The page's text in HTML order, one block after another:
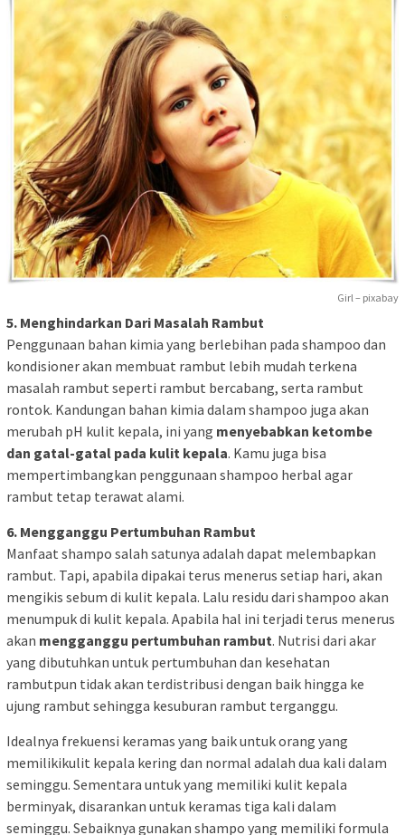
Girl – pixabay
5. Menghindarkan Dari Masalah Rambut
Penggunaan bahan kimia yang berlebihan pada shampoo dan
kondisioner akan membuat rambut lebih mudah terkena
masalah rambut seperti rambut bercabang, serta rambut
rontok. Kandungan bahan kimia dalam shampoo juga akan
merubah pH kulit kepala, ini yang menyebabkan ketombe
dan gatal-gatal pada kulit kepala. Kamu juga bisa
mempertimbangkan penggunaan shampoo herbal agar
rambut tetap terawat alami.
6. Mengganggu Pertumbuhan Rambut
Manfaat shampo salah satunya adalah dapat melembapkan
rambut. Tapi, apabila dipakai terus menerus setiap hari, akan
mengikis sebum di kulit kepala. Lalu residu dari shampoo akan
menumpuk di kulit kepala. Apabila hal ini terjadi terus menerus
akan mengganggu pertumbuhan rambut. Nutrisi dari akar
yang dibutuhkan untuk pertumbuhan dan kesehatan
rambutpun tidak akan terdistribusi dengan baik hingga ke
ujung rambut sehingga kesuburan rambut terganggu.
Idealnya frekuensi keramas yang baik untuk orang yang
memilikikulit kepala kering dan normal adalah dua kali dalam
seminggu. Sementara untuk yang memiliki kulit kepala
berminyak, disarankan untuk keramas tiga kali dalam
seminggu. Sebaiknya gunakan shampo yang memiliki formula